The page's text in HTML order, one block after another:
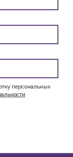
персональных